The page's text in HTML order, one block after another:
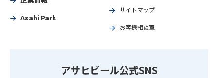
Asahi Park
サイトマップ
お客様相談室
アサヒビール公式SNS